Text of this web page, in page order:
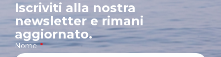
Iscriviti alla nostra
newsletter e rimani
aggiornato.
Nome